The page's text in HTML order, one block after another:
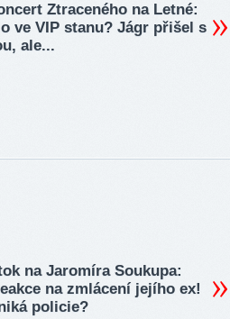
Ztraceného na Letné:
ve VIP stanu? Jágr přišel s
ale...
na Jaromíra Soukupa:
na zmlácení jejího ex!
policie?